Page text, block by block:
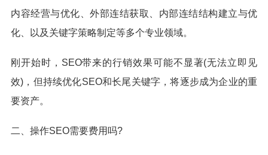
内容经营与优化、外部连结获取、内部连结结构建立与优
化、以及关键字策略制定等多个专业领域。
刚开始时，SEO带来的行销效果可能不显著(无法立即见
效)，但持续优化SEO和长尾关键字，将逐步成为企业的重
要资产。
二、操作SEO需要费用吗?